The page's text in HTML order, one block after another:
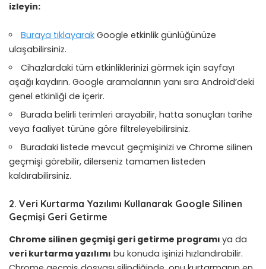
izleyin:
Buraya tıklayarak Google etkinlik günlüğünüze
ulaşabilirsiniz.
Cihazlardaki tüm etkinliklerinizi görmek için sayfayı
aşağı kaydırın. Google aramalarının yanı sıra Android’deki
genel etkinliği de içerir.
Burada belirli terimleri arayabilir, hatta sonuçları tarihe
veya faaliyet türüne göre filtreleyebilirsiniz.
Buradaki listede mevcut geçmişinizi ve Chrome silinen
geçmişi görebilir, dilerseniz tamamen listeden
kaldırabilirsiniz.
2. Veri Kurtarma Yazılımı Kullanarak Google Silinen
Geçmişi Geri Getirme
Chrome silinen geçmişi geri getirme programı ya da
veri kurtarma yazılımı bu konuda işinizi hızlandırabilir.